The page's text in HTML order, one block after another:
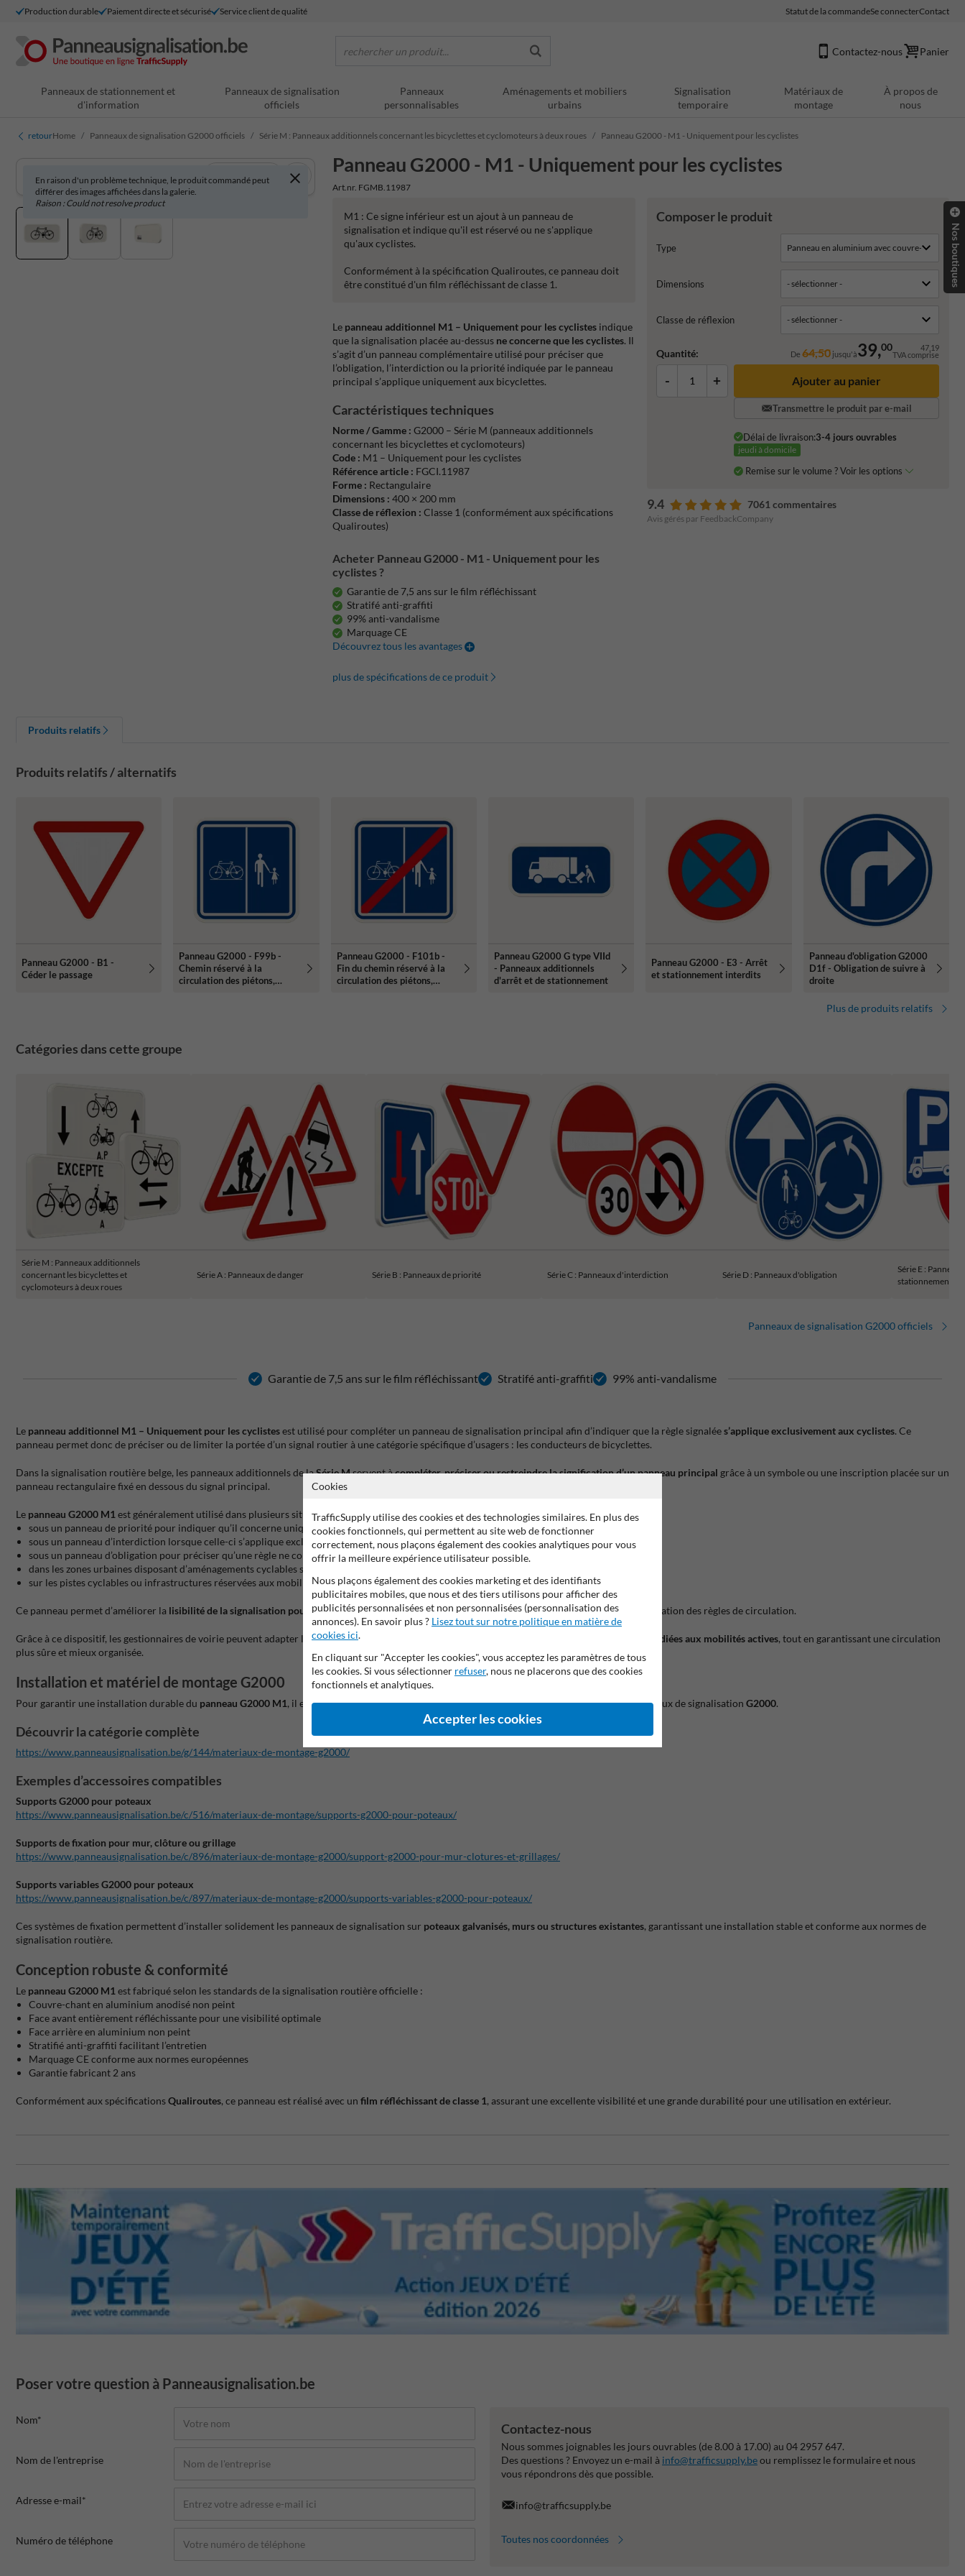
Production durable Paiement directe et sécurisé Service client de qualité Statut de la commandeSe connecterContact
rechercher un produit... Contactez-nous Panier
Panneaux de stationnement et
d'information
Panneaux de signalisation
officiels
Panneaux
personnalisables
Aménagements et mobiliers
urbains
Signalisation
temporaire
Matériaux de
montage
À propos de
nous
retourHome Panneaux de signalisation G2000 officiels Série M : Panneaux additionnels concernant les bicyclettes et cyclomoteurs à deux roues Panneau G2000 - M1 - Uniquement pour les cyclistes
Panneau G2000 - M1 - Uniquement pour les cyclistes
Art.nr. FGMB.11987
En raison d'un problème technique, le produit commandé peut
différer des images affichées dans la galerie.
Raison : Could not resolve product
Voir en 3D
Composer le produit
Type
Dimensions
Classe de réflexion
Quantité: De64,50 jusqu'à39,00 47,19
TVA comprise
- + Ajouter au panier
Transmettre le produit par e-mail
Délai de livraison:3-4 jours ouvrables
jeudi à domicile
Remise sur le volume ? Voir les options
9.4 7061 commentaires
Avis gérés par FeedbackCompany
M1 : Ce signe inférieur est un ajout à un panneau de
signalisation et indique qu'il est réservé ou ne s'applique
qu'aux cyclistes.
Conformément à la spécification Qualiroutes, ce panneau doit
être constitué d'un film réfléchissant de classe 1.
Le panneau additionnel M1 – Uniquement pour les cyclistes indique
que la signalisation placée au-dessus ne concerne que les cyclistes. Il
s’agit d’un panneau complémentaire utilisé pour préciser que
l’obligation, l’interdiction ou la priorité indiquée par le panneau
principal s’applique uniquement aux bicyclettes.
Caractéristiques techniques
Norme / Gamme : G2000 – Série M (panneaux additionnels
concernant les bicyclettes et cyclomoteurs)
Code : M1 – Uniquement pour les cyclistes
Référence article : FGCI.11987
Forme : Rectangulaire
Dimensions : 400 × 200 mm
Classe de réflexion : Classe 1 (conformément aux spécifications
Qualiroutes)
Acheter Panneau G2000 - M1 - Uniquement pour les
cyclistes ?
Garantie de 7,5 ans sur le film réfléchissant
Stratifé anti-graffiti
99% anti-vandalisme
Marquage CE
Découvrez tous les avantages
plus de spécifications de ce produit
Produits relatifs
Produits relatifs / alternatifs
Panneau G2000 - B1 -
Céder le passage
Panneau G2000 - F99b -
Chemin réservé à la
circulation des piétons,
Panneau G2000 - F101b -
Fin du chemin réservé à la
circulation des piétons,
Panneau G2000 G type VIId
- Panneaux additionnels
d'arrêt et de stationnement
Panneau G2000 - E3 - Arrêt
et stationnement interdits
Panneau d'obligation G2000
D1f - Obligation de suivre à
droite
Plus de produits relatifs
Catégories dans cette groupe
Série M : Panneaux additionnels
concernant les bicyclettes et
cyclomoteurs à deux roues
Série A : Panneaux de danger Série B : Panneaux de priorité Série C : Panneaux d'interdiction Série D : Panneaux d'obligation
Série E :
stationnement
Panneaux de signalisation G2000 officiels
Garantie de 7,5 ans sur le film réfléchissant Stratifé anti-graffiti 99% anti-vandalisme
Le panneau additionnel M1 – Uniquement pour les cyclistesest utilisé pour compléter un panneau de signalisation principal afin d’indiquer que la règle signalées’applique exclusivement aux cyclistes. Ce
panneau permet donc de préciser ou de limiter la portée d’un signal routier à une catégorie spécifique d’usagers : les conducteurs de bicyclettes.
Dans la signalisation routière belge, les panneaux additionnels de laSérie Mservent àcompléter, préciser ou restreindre la signification d’un panneau principal grâce à un symbole ou une inscription placée sur un
panneau rectangulaire fixé en dessous du signal principal.
Le panneau G2000 M1 est généralement utilisé dans plusieurs situations :
sous un panneau de priorité pour indiquer qu’il concerne uniquement les cyclistes
sous un panneau d’interdiction lorsque celle-ci s’applique exclusivement aux cyclistes
sous un panneau d’obligation pour préciser qu’une règle ne concerne que les bicyclettes
dans les zones urbaines disposant d’aménagements cyclables spécifiques
sur les pistes cyclables ou infrastructures réservées aux mobilités douces
Ce panneau permet d’améliorer la lisibilité de la signalisation pour les différents usagers de la route et d’éviter toute confusion concernant l’application des règles de circulation.
Grâce à ce dispositif, les gestionnaires de voirie peuvent adapter la réglementation routière aux aménagements cyclables et aux infrastructures dédiées aux mobilités actives, tout en garantissant une circulation
plus sûre et mieux organisée.
Installation et matériel de montage G2000
Pour garantir une installation durable du panneau G2000 M1, il est recommandé d’utiliser des accessoires de fixation compatibles avec les panneaux de signalisation G2000.
Découvrir la catégorie complète
https://www.panneausignalisation.be/g/144/materiaux-de-montage-g2000/
Exemples d’accessoires compatibles
Supports G2000 pour poteaux
https://www.panneausignalisation.be/c/516/materiaux-de-montage/supports-g2000-pour-poteaux/
Supports de fixation pour mur, clôture ou grillage
https://www.panneausignalisation.be/c/896/materiaux-de-montage-g2000/support-g2000-pour-mur-clotures-et-grillages/
Supports variables G2000 pour poteaux
https://www.panneausignalisation.be/c/897/materiaux-de-montage-g2000/supports-variables-g2000-pour-poteaux/
Ces systèmes de fixation permettent d’installer solidement les panneaux de signalisation sur poteaux galvanisés, murs ou structures existantes, garantissant une installation stable et conforme aux normes de
signalisation routière.
Conception robuste & conformité
Le panneau G2000 M1 est fabriqué selon les standards de la signalisation routière officielle :
Couvre-chant en aluminium anodisé non peint
Face avant entièrement réfléchissante pour une visibilité optimale
Face arrière en aluminium non peint
Stratifié anti-graffiti facilitant l’entretien
Marquage CE conforme aux normes européennes
Garantie fabricant 2 ans
Conformément aux spécificationsQualiroutes, ce panneau est réalisé avec un film réfléchissant de classe 1, assurant une excellente visibilité et une grande durabilité pour une utilisation en extérieur.
Poser votre question à Panneausignalisation.be
Nom*
Nom de l'entreprise
Adresse e-mail*
Numéro de téléphone
Contactez-nous
Nous sommes joignables les jours ouvrables (de 8.00 à 17.00) au 04 2957 647.
Des questions ? Envoyez un e-mail à info@trafficsupply.beou remplissez le formulaire et nous
vous répondrons dès que possible.
info@trafficsupply.be
Toutes nos coordonnées
Nos boutiques
Cookies
TrafficSupply utilise des cookies et des technologies similaires. En plus des
cookies fonctionnels, qui permettent au site web de fonctionner
correctement, nous plaçons également des cookies analytiques pour vous
offrir la meilleure expérience utilisateur possible.
Nous plaçons également des cookies marketing et des identifiants
publicitaires mobiles, que nous et des tiers utilisons pour afficher des
publicités personnalisées et non personnalisées (personnalisation des
annonces). En savoir plus ? Lisez tout sur notre politique en matière de
cookies ici.
En cliquant sur "Accepter les cookies", vous acceptez les paramètres de tous
les cookies. Si vous sélectionner refuser, nous ne placerons que des cookies
fonctionnels et analytiques.
Accepter les cookies